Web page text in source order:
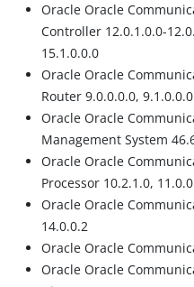
Oracle Oracle
Controller 12.0.1.0.0-
15.1.0.0.0
Oracle Oracle
Router 9.0.0.0.0, 9.1.0.0.0
Oracle Oracle
Management System
Oracle Oracle
Processor 10.2.1.0,
Oracle Oracle
14.0.0.2
Oracle Oracle
Oracle Oracle